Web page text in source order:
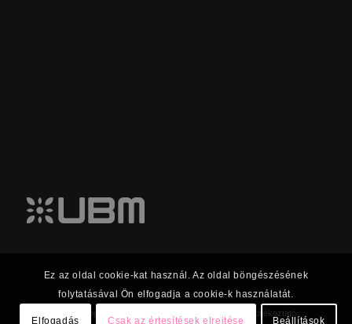
© 2023 UBM Csoport Befektetői kapcsolatok | Adatkezelési tájékoztató
Ez az oldal cookie-kat használ. Az oldal böngészésének
folytatásával Ön elfogadja a cookie-k használatát.
Elfogadás Csak az értesítések elrejtése Beállítások